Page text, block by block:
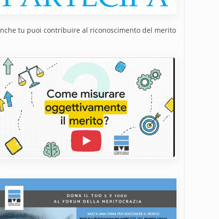
tu puoi contribuire al riconoscimento del merito